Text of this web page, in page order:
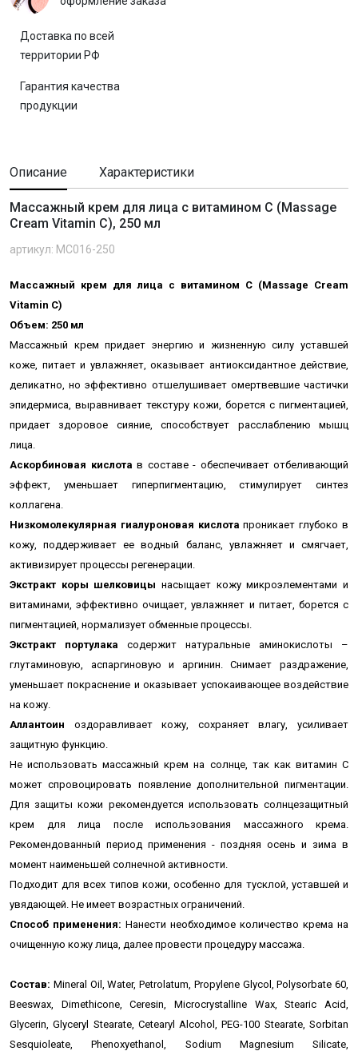
Доставка по всей
территории РФ
Гарантия качества
продукции
Описание Характеристики
Массажный крем для лица с витамином С (Massage
Cream Vitamin С), 250 мл
артикул: MC016-250
Массажный крем для лица с витамином С (Massage Cream
Vitamin С)
Объем: 250 мл
Массажный крем придает энергию и жизненную силу уставшей
коже, питает и увлажняет, оказывает антиоксидантное действие,
деликатно, но эффективно отшелушивает омертвевшие частички
эпидермиса, выравнивает текстуру кожи, борется с пигментацией,
придает здоровое сияние, способствует расслаблению мышц
лица.
Аскорбиновая кислота в составе - обеспечивает отбеливающий
эффект, уменьшает гиперпигментацию, стимулирует синтез
коллагена.
Низкомолекулярная гиалуроновая кислота проникает глубоко в
кожу, поддерживает ее водный баланс, увлажняет и смягчает,
активизирует процессы регенерации.
Экстракт коры шелковицы насыщает кожу микроэлементами и
витаминами,эффективно очищает,увлажняет и питает, борется с
пигментацией, нормализует обменные процессы.
Экстракт портулака содержит натуральные аминокислоты –
глутаминовую, аспаргиновую и аргинин. Снимает раздражение,
уменьшает покраснение и оказывает успокаивающее воздействие
на кожу.
Аллантоин оздоравливает кожу, сохраняет влагу, усиливает
защитную функцию.
Не использовать массажный крем на солнце, так как витамин С
может спровоцировать появление дополнительной пигментации.
Для защиты кожи рекомендуется использовать солнцезащитный
крем для лица после использования массажного крема.
Рекомендованный период применения - поздняя осень и зима в
момент наименьшей солнечной активности.
Подходит для всех типов кожи, особенно для тусклой, уставшей и
увядающей. Не имеет возрастных ограничений.
Способ применения: Нанести необходимое количество крема на
очищенную кожу лица, далее провести процедуру массажа.
Состав: Mineral Oil, Water, Petrolatum, Propylene Glycol, Polysorbate 60,
Beeswax, Dimethicone, Ceresin, Microcrystalline Wax, Stearic Acid,
Glycerin, Glyceryl Stearate, Cetearyl Alcohol, PEG-100 Stearate, Sorbitan
Sesquioleate, Phenoxyethanol, Sodium Magnesium Silicate,